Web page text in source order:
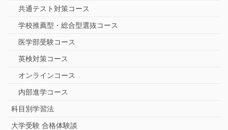
共通テスト対策コース
学校推薦型・総合型選抜コース
医学部受験コース
英検対策コース
オンラインコース
内部進学コース
科目別学習法
大学受験 合格体験談